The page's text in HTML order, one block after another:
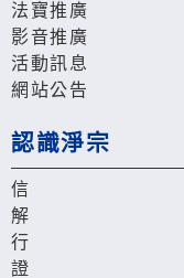
法寶推廣
影音推廣
活動訊息
網站公告
認識淨宗
信
解
行
證